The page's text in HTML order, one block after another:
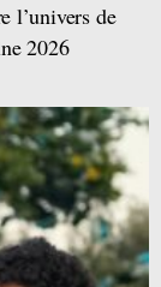
l’univers de
2026